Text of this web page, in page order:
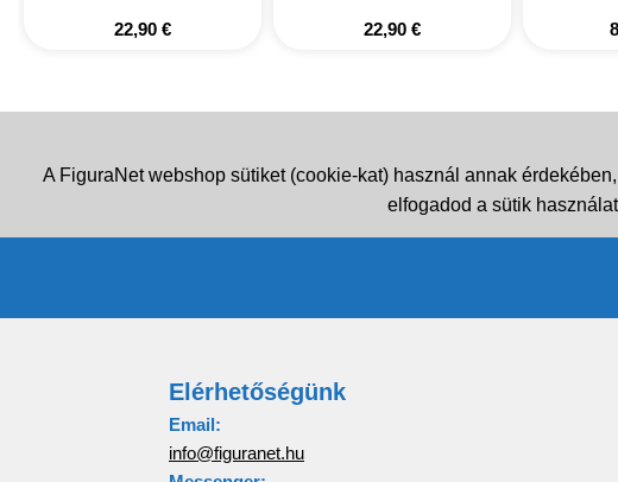
22,90 € 22,90 €
A FiguraNet webshop sütiket (cookie-kat) használ annak
elfogadod a sütik
Elérhetőségünk
Email:
info@figuranet.hu